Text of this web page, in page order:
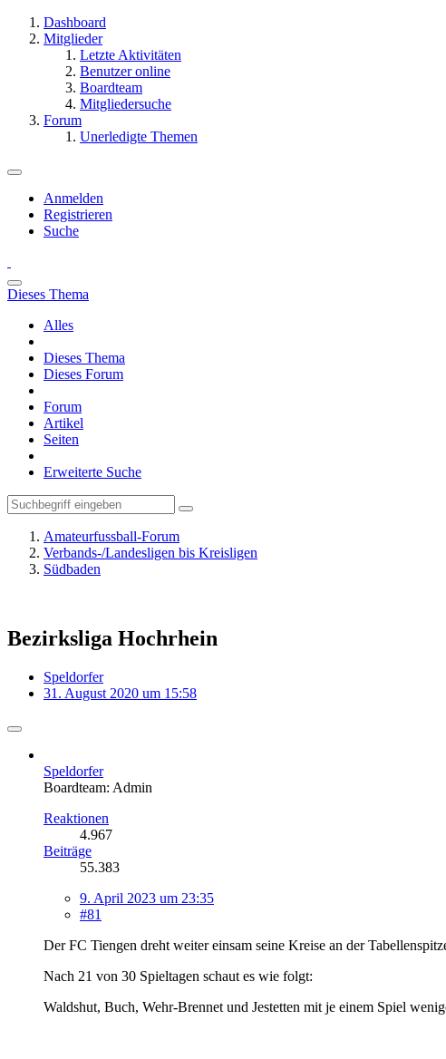
Dashboard
Mitglieder
Letzte Aktivitäten
Benutzer online
Boardteam
Mitgliedersuche
Forum
Unerledigte Themen
Anmelden
Registrieren
Suche
Dieses Thema
Alles
Dieses Thema
Dieses Forum
Forum
Artikel
Seiten
Erweiterte Suche
Amateurfussball-Forum
Verbands-/Landesligen bis Kreisligen
Südbaden
Bezirksliga Hochrhein
Speldorfer
31. August 2020 um 15:58
Speldorfer
Boardteam: Admin
Reaktionen
4.967
Beiträge
55.383
9. April 2023 um 23:35
#81
Der FC Tiengen dreht weiter einsam seine Kreise an der
Nach 21 von 30 Spieltagen schaut es wie folgt:
Waldshut, Buch, Wehr-Brennet und Jestetten mit je einem Spiel